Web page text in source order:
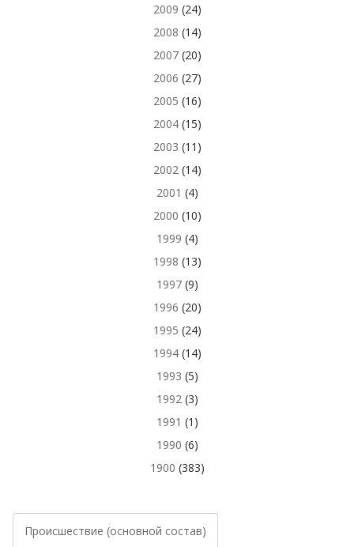
2009 (24)
2008 (14)
2007(20)
2006 (27)
2005 (16)
2004(15)
2003 (11)
2002(14)
2001 (4)
2000 (10)
1999 (4)
1998 (13)
1997(9)
1996 (20)
1995 (24)
1994(14)
1993 (5)
1992(3)
1991 (1)
1990 (6)
1900 (383)
Происшествие (основной состав)